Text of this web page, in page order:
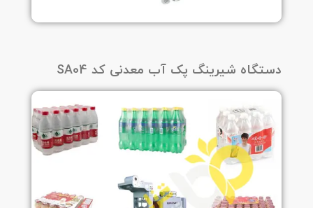
دستگاه شیرینگ پک آب معدنی کد SA04